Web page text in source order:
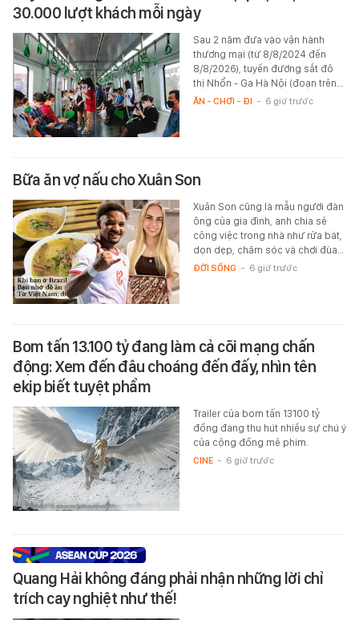
30.000 lượt khách mỗi ngày
Sau 2 năm đưa vào vận hành
thương mại (từ 8/8/2024 đến
8/8/2026), tuyến đường sắt đô
thị Nhổn - Ga Hà Nội (đoạn trên…
ĂN - CHƠI - ĐI - 6 giờ trước
Bữa ăn vợ nấu cho Xuân Son
Xuân Son cũng là mẫu người đàn
ông của gia đình, anh chia sẻ
công việc trong nhà như rửa bát,
dọn dẹp, chăm sóc và chơi đùa…
ĐỜI SỐNG - 6 giờ trước
Bom tấn 13.100 tỷ đang làm cả cõi mạng chấn
động: Xem đến đâu choáng đến đấy, nhìn tên
ekip biết tuyệt phẩm
Trailer của bom tấn 13100 tỷ
đồng đang thu hút nhiều sự chú ý
của cộng đồng mê phim.
CINE - 6 giờ trước
Quang Hải không đáng phải nhận những lời chỉ
trích cay nghiệt như thế!